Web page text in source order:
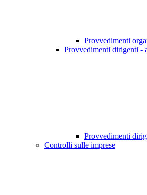
Provvedimenti
Provvedimenti dirigenti -
Provvedimenti
Controlli sulle imprese